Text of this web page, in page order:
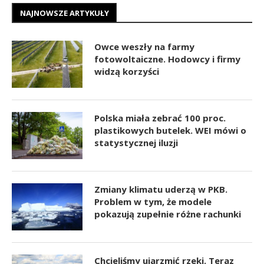
NAJNOWSZE ARTYKUŁY
Owce weszły na farmy
fotowoltaiczne. Hodowcy i firmy
widzą korzyści
Polska miała zebrać 100 proc.
plastikowych butelek. WEI mówi o
statystycznej iluzji
Zmiany klimatu uderzą w PKB.
Problem w tym, że modele
pokazują zupełnie różne rachunki
Chcieliśmy ujarzmić rzeki. Teraz